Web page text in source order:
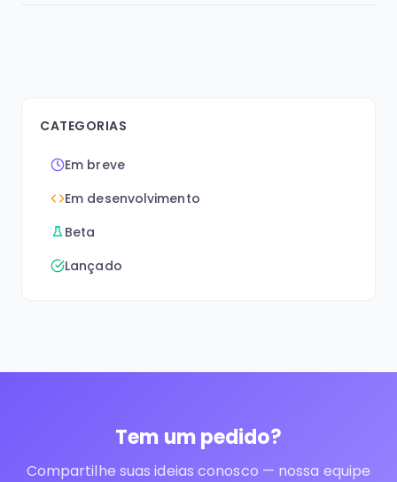
CATEGORIAS
Em breve
Em desenvolvimento
Beta
Lançado
Tem um pedido?
Compartilhe suas ideias conosco — nossa equipe